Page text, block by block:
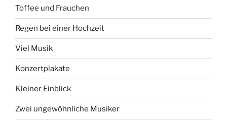
Toffee und Frauchen
Regen bei einer Hochzeit
Viel Musik
Konzertplakate
Kleiner Einblick
Zwei ungewöhnliche Musiker